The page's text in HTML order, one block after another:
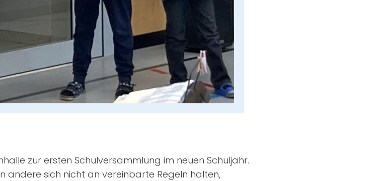
zur ersten Schulversammlung im neuen Schuljahr.
andere sich nicht an vereinbarte Regeln halten,